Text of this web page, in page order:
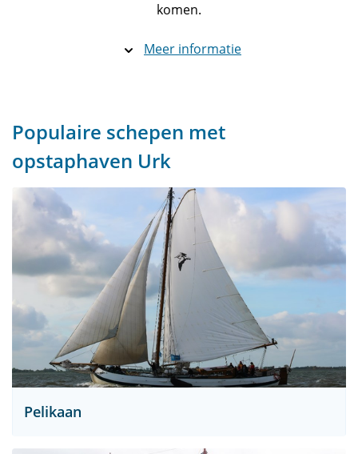
komen.
Meer informatie
Populaire schepen met
opstaphaven Urk
Pelikaan